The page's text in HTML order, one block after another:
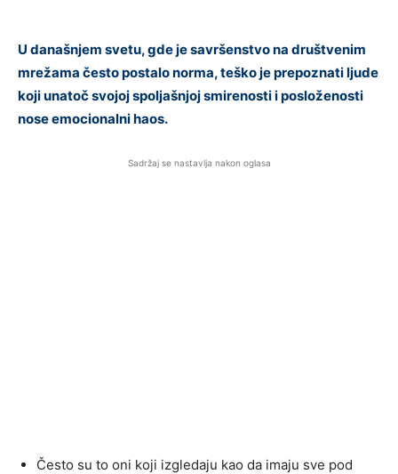
U današnjem svetu, gde je savršenstvo na društvenim
mrežama često postalo norma, teško je prepoznati ljude
koji unatoč svojoj spoljašnjoj smirenosti i posloženosti
nose emocionalni haos.
Sadržaj se nastavlja nakon oglasa
Često su to oni koji izgledaju kao da imaju sve pod